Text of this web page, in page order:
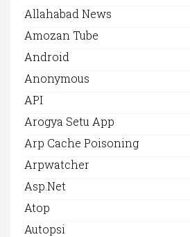
Allahabad News
Amozan Tube
Android
Anonymous
API
Arogya Setu App
Arp Cache Poisoning
Arpwatcher
Asp.net
Atop
Autopsi